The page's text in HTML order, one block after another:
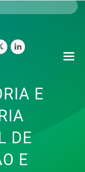
twitterlinkedin
E
DE
E